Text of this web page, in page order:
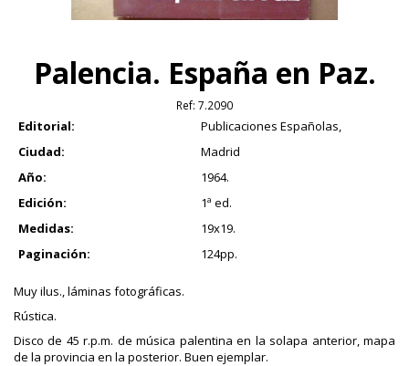
Palencia. España en Paz.
Ref: 7.2090
Editorial:
Publicaciones Españolas,
Ciudad:
Madrid
Año:
1964.
Edición:
1ª ed.
Medidas:
19x19.
Paginación:
124pp.
Muy ilus., láminas fotográficas.
Rústica.
Disco de 45 r.p.m. de música palentina en la solapa anterior, mapa
de la provincia en la posterior. Buen ejemplar.